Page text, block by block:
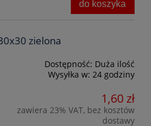
do koszyka
zielona
Dostępność: Duża ilość
Wysyłka w: 24 godziny
1,60 zł
zawiera 23% VAT, bez kosztów
dostawy